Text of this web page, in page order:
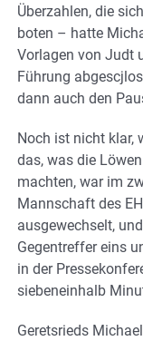
Überzahlen, die
boten – hatte
Vorlagen von Judt
Führung
dann auch den
Noch ist nicht klar,
das, was die
machten, war im
Mannschaft des
ausgewechselt,
Gegentreffer eins
in der
siebeneinhalb
Geretsrieds